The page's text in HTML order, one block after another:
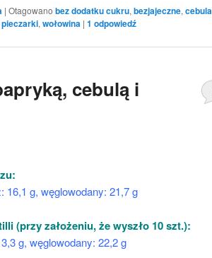
| Otagowano bez dodatku cukru, bezjajeczne, cebula
pieczarki, wołowina | 1 odpowiedź
cebulą i
16,1 g, węglowodany: 21,7 g
(przy założeniu, że wyszło 10 szt.):
g, węglowodany: 22,2 g